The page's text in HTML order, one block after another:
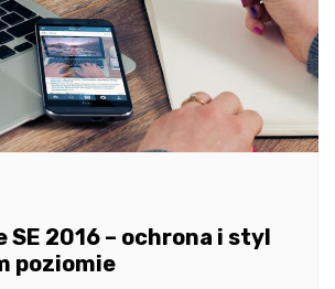
SE 2016 – ochrona i styl
poziomie